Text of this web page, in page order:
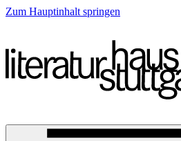
Zum Hauptinhalt springen